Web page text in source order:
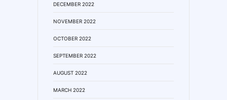
DECEMBER 2022
NOVEMBER 2022
OCTOBER 2022
SEPTEMBER 2022
AUGUST 2022
MARCH 2022